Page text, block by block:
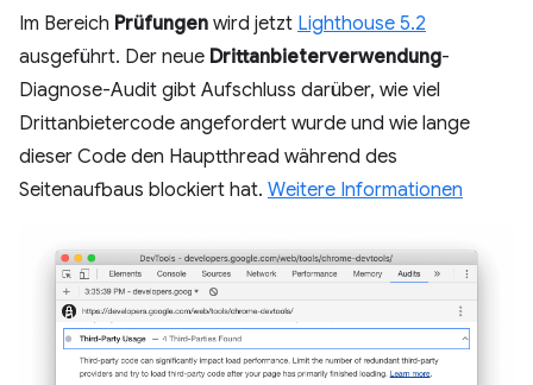
Im Bereich Prüfungen wird jetzt Lighthouse 5.2
ausgeführt. Der neue Drittanbieterverwendung-
Diagnose-Audit gibt Aufschluss darüber, wie viel
Drittanbietercode angefordert wurde und wie lange
dieser Code den Hauptthread während des
Seitenaufbaus blockiert hat. Weitere Informationen